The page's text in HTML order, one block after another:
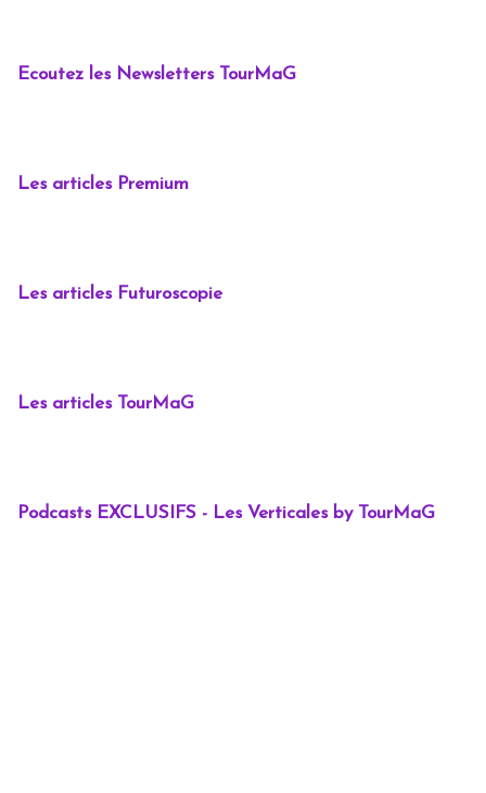
Ecoutez les Newsletters TourMaG
Les articles Premium
Les articles Futuroscopie
Les articles TourMaG
Podcasts EXCLUSIFS - Les Verticales by TourMaG